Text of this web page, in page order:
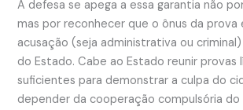
A defesa se apega a essa garantia não
mas por reconhecer que o ônus da prova
acusação (seja administrativa ou
do Estado. Cabe ao Estado reunir provas
suficientes para demonstrar a culpa do
depender da cooperação compulsória do